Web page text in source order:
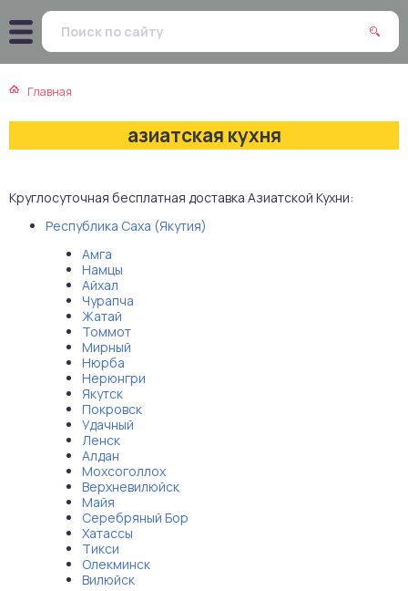
Главная
азиатская кухня
Круглосуточная бесплатная доставка Азиатской Кухни:
Республика Саха (Якутия)
Амга
Намцы
Айхал
Чурапча
Жатай
Томмот
Мирный
Нюрба
Нерюнгри
Якутск
Покровск
Удачный
Ленск
Алдан
Мохсоголлох
Верхневилюйск
Майя
Серебряный Бор
Хатассы
Тикси
Олекминск
Вилюйск
кухня
кухня
кухня